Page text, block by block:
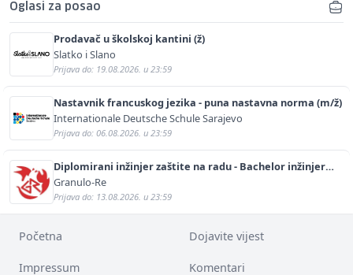
Oglasi za posao
Prodavač u školskoj kantini (ž)
Slatko i Slano
Prijava do: 19.08.2026. u 23:59
Nastavnik francuskog jezika - puna nastavna norma (m/ž)
Internationale Deutsche Schule Sarajevo
Prijava do: 06.08.2026. u 23:59
Diplomirani inžinjer zaštite na radu - Bachelor inžinjer
sigurnosti i pomoći (m/ž)
Granulo-Re
Prijava do: 13.08.2026. u 23:59
Početna Dojavite vijest
Impressum Komentari